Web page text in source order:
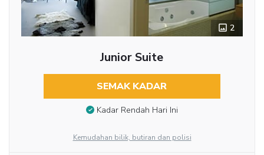
2
Junior Suite
SEMAK KADAR
Kadar Rendah Hari Ini
Kemudahan bilik, butiran dan polisi